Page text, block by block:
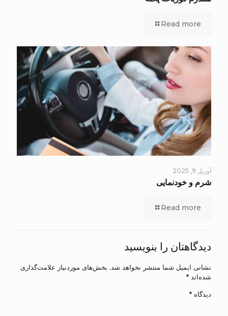
Read more
آوریل 9, 2025
شرم و خودنمایی
Read more
دیدگاهتان را بنویسید
نشانی ایمیل شما منتشر نخواهد شد. بخش‌های موردنیاز علامت‌گذاری
شده‌اند *
دیدگاه *